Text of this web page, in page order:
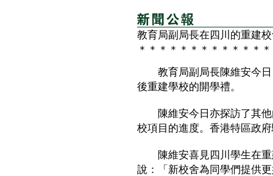
教育局副局長在四川的重建
＊＊＊＊＊＊＊＊＊＊＊＊
教育局副局長陳維安今日
後重建學校的開學禮。
陳維安今日亦探訪了其他
校項目的進度。香港特區政
陳維安喜見四川學生在重
說：「新校舍為同學們提供